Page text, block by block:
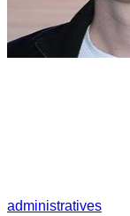
administratives